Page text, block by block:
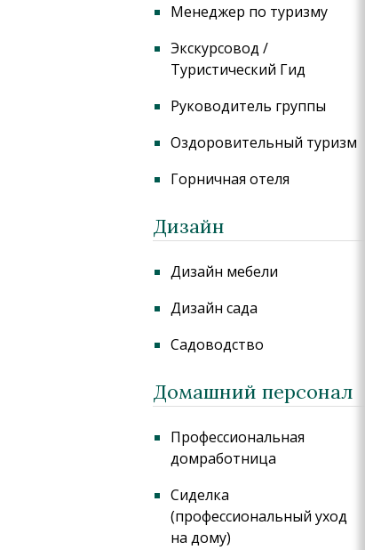
Менеджер по туризму
Экскурсовод /
Туристический Гид
Руководитель группы
Оздоровительный туризм
Горничная отеля
Дизайн
Дизайн мебели
Дизайн сада
Садоводство
Домашний персонал
Профессиональная
домработница
Сиделка
(профессиональный уход
на дому)